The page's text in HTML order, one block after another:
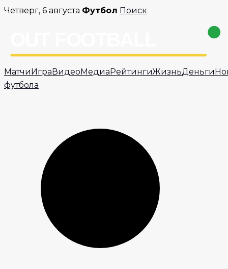
Перейти
Четверг, 6 августа Футбол Поиск
Матчи Игра Видео Медиа РейтингиЖизньДеньги
футбола